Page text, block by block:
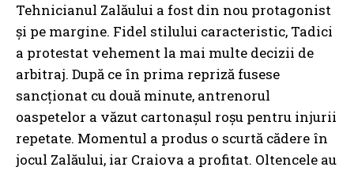
Tehnicianul Zalăului a fost din nou protagonist
și pe margine. Fidel stilului caracteristic, Tadici
a protestat vehement la mai multe decizii de
arbitraj. După ce în prima repriză fusese
sancționat cu două minute, antrenorul
oaspetelor a văzut cartonașul roșu pentru injurii
repetate. Momentul a produs o scurtă cădere în
jocul Zalăului, iar Craiova a profitat. Oltencele au